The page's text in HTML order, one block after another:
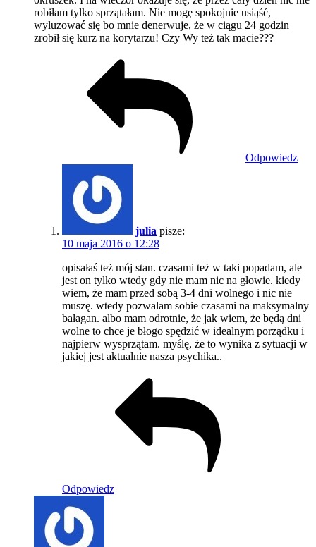
robiłam tylko sprzątałam. Nie mogę spokojnie usiąść,
wyluzować się bo mnie denerwuje, że w ciągu 24 godzin
zrobił się kurz na korytarzu! Czy Wy też tak macie???
Odpowiedz
julia pisze:
10 maja 2016 o 12:28
opisałaś też mój stan. czasami też w taki popadam, ale
jest on tylko wtedy gdy nie mam nic na głowie. kiedy
wiem, że mam przed sobą 3-4 dni wolnego i nic nie
muszę. wtedy pozwalam sobie czasami na maksymalny
bałagan. albo mam odrotnie, że jak wiem, że będą dni
wolne to chce je błogo spędzić w idealnym porządku i
najpierw wysprzątam. myślę, że to wynika z sytuacji w
jakiej jest aktualnie nasza psychika..
Odpowiedz